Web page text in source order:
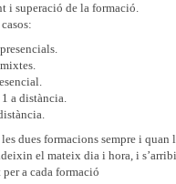
i superació de la formació.
a distància.
dues formacions sempre i quan
el mateix dia i hora, i
a cada formació